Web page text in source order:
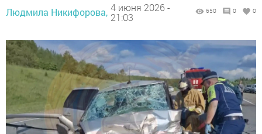
Людмила Никифорова, 4 июня 2026 -
21:03
650 0 0